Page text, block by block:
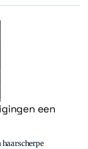
een
haarscherpe